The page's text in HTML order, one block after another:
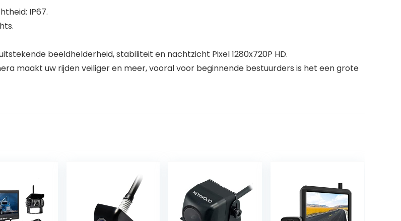
IP67.
beeldhelderheid, stabiliteit en nachtzicht Pixel 1280x720P HD.
maakt uw rijden veiliger en meer, vooral voor beginnende bestuurders is het een grote